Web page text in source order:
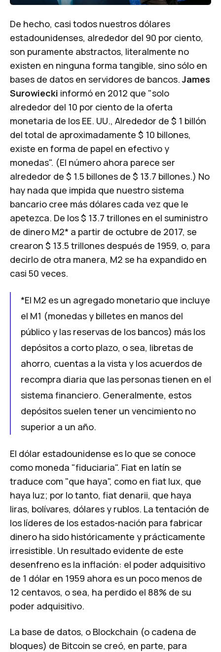
De hecho, casi todos nuestros dólares
estadounidenses, alrededor del 90 por ciento,
son puramente abstractos, literalmente no
existen en ninguna forma tangible, sino sólo en
bases de datos en servidores de bancos.James
Surowiecki informó en 2012 que "solo
alrededor del 10 por ciento de la oferta
monetaria de los EE. UU., Alrededor de $ 1 billón
del total de aproximadamente $ 10 billones,
existe en forma de papel en efectivo y
monedas". (El número ahora parece ser
alrededor de $ 1.5 billones de $ 13.7 billones.) No
hay nada que impida que nuestro sistema
bancario cree más dólares cada vez que le
apetezca. De los $ 13.7 trillones en el suministro
de dinero M2* a partir de octubre de 2017, se
crearon $ 13.5 trillones después de 1959, o, para
decirlo de otra manera, M2 se ha expandido en
casi 50 veces.
*El M2 es un agregado monetario que incluye
el M1 (monedas y billetes en manos del
público y las reservas de los bancos) más los
depósitos a corto plazo, o sea, libretas de
ahorro, cuentas a la vista y los acuerdos de
recompra diaria que las personas tienen en el
sistema financiero. Generalmente, estos
depósitos suelen tener un vencimiento no
superior a un año.
El dólar estadounidense es lo que se conoce
como moneda "fiduciaria". Fiat en latín se
traduce com "que haya", como en fiat lux, que
haya luz; por lo tanto, fiat denarii, que haya
liras, bolívares, dólares y rublos. La tentación de
los líderes de los estados-nación para fabricar
dinero ha sido históricamente y prácticamente
irresistible. Un resultado evidente de este
desenfreno es la inflación: el poder adquisitivo
de 1 dólar en 1959 ahora es un poco menos de
12 centavos, o sea, ha perdido el 88% de su
poder adquisitivo.
La base de datos, o Blockchain (o cadena de
bloques) de Bitcoin se creó, en parte, para